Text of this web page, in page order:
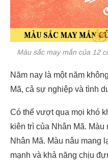
Màu sắc may mắn của 12
Năm nay là một năm
Mã, cả sự nghiệp và tình
Có thể vượt qua mọi khó
kiên trì của Nhân Mã.
Nhân Mã. Màu nâu mang
mạnh và khả năng chịu